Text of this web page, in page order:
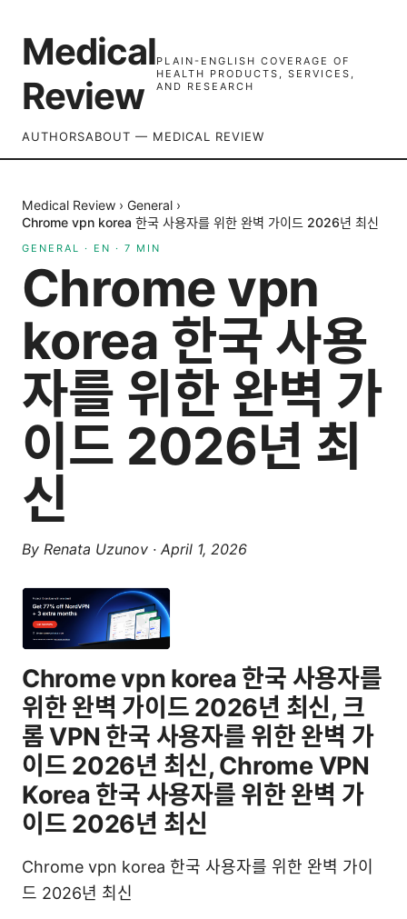
Medical
Review
PLAIN-ENGLISH COVERAGE OF
HEALTH PRODUCTS, SERVICES,
AND RESEARCH
AUTHORSABOUT — MEDICAL REVIEW
Medical Review › General ›
Chrome vpn korea 한국 사용자를 위한 완벽 가이드 2026년 최신
GENERAL · EN · 7 MIN
Chrome vpn
korea 한국 사용
자를 위한 완벽 가
이드 2026년 최
신
By Renata Uzunov · April 1, 2026
Chrome vpn korea 한국 사용자를
위한 완벽 가이드 2026년 최신, 크
롬 VPN 한국 사용자를 위한 완벽 가
이드 2026년 최신, Chrome VPN
Korea 한국 사용자를 위한 완벽 가
이드 2026년 최신
Chrome vpn korea 한국 사용자를 위한 완벽 가이
드 2026년 최신